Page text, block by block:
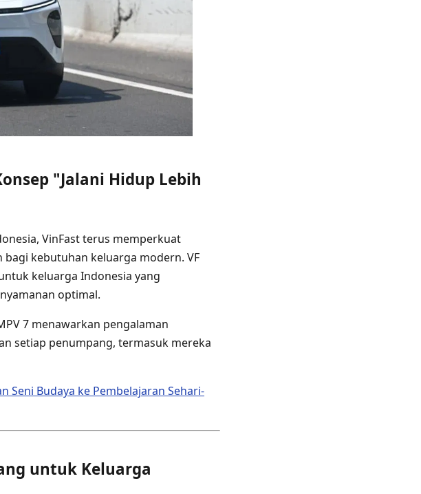
"Jalani Hidup Lebih
VinFast terus memperkuat
kebutuhan keluarga modern. VF
keluarga Indonesia yang
optimal.
7 menawarkan pengalaman
setiap penumpang, termasuk mereka
Seni Budaya ke Pembelajaran Sehari-
untuk Keluarga